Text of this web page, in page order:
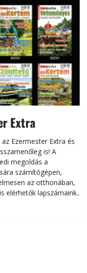
Extra
Ezermester Extra és
is! A
megoldás a
számítógépen,
az otthonában,
elérhetők lapszámaink.